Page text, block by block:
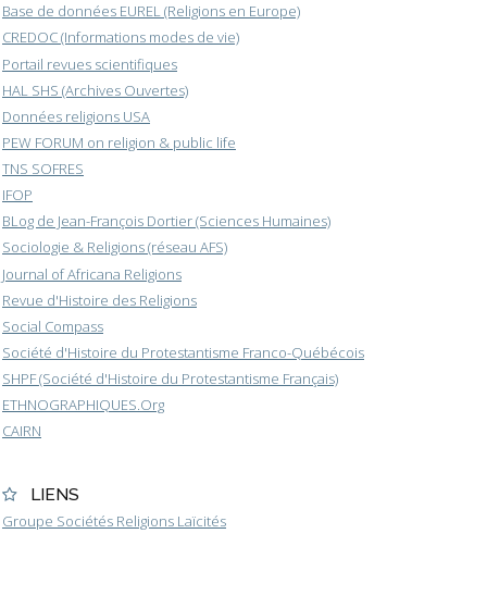
Base de données EUREL (Religions en Europe)
CREDOC (Informations modes de vie)
Portail revues scientifiques
HAL SHS (Archives Ouvertes)
Données religions USA
PEW FORUM on religion & public life
TNS SOFRES
IFOP
BLog de Jean-François Dortier (Sciences Humaines)
Sociologie & Religions (réseau AFS)
Journal of Africana Religions
Revue d'Histoire des Religions
Social Compass
Société d'Histoire du Protestantisme Franco-Québécois
SHPF (Société d'Histoire du Protestantisme Français)
ETHNOGRAPHIQUES.Org
CAIRN
LIENS
Groupe Sociétés Religions Laïcités